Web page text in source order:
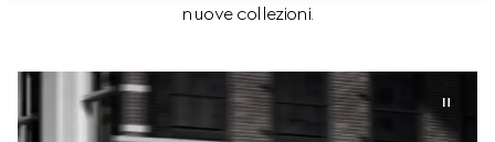
nuove collezioni.